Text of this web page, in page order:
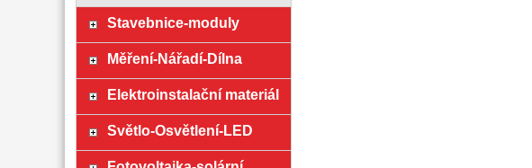
Stavebnice-moduly
Měření-Nářadí-Dílna
Elektroinstalační materiál
Světlo-Osvětlení-LED